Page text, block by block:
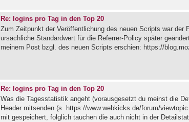
Re: logins pro Tag in den Top 20
Zum Zeitpunkt der Veröffentlichung des neuen Scripts war der
ursächliche Standardwert für die Referrer-Policy später
meinem Post bzgl. des neuen Scripts erschien: https://
Re: logins pro Tag in den Top 20
Was die Tagesstatistik angeht (vorausgesetzt du meinst die
Header mitsenden (s. https://www.webkicks.de/forum/
mit gespeichert, folglich tauchen die auch nicht in der